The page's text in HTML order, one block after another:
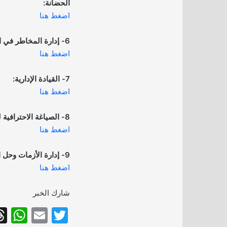
الحضانة:
اضغط هنا
6- إدارة المخاطر في المشاريع:
اضغط هنا
7- القيادة الإدارية:
اضغط هنا
8- الصياغة الاحترافية للخطابات الإدارية:
اضغط هنا
9- إدارة الأزمات وحل المشكلات في بيئة العمل:
اضغط هنا
شارك الخبر
T
E
W